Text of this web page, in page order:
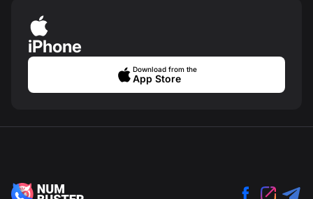
iPhone
Download from the
App Store